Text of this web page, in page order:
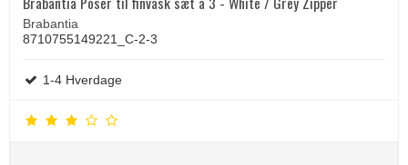
Brabantia
8710755149221_C-2-3
1-4 Hverdage